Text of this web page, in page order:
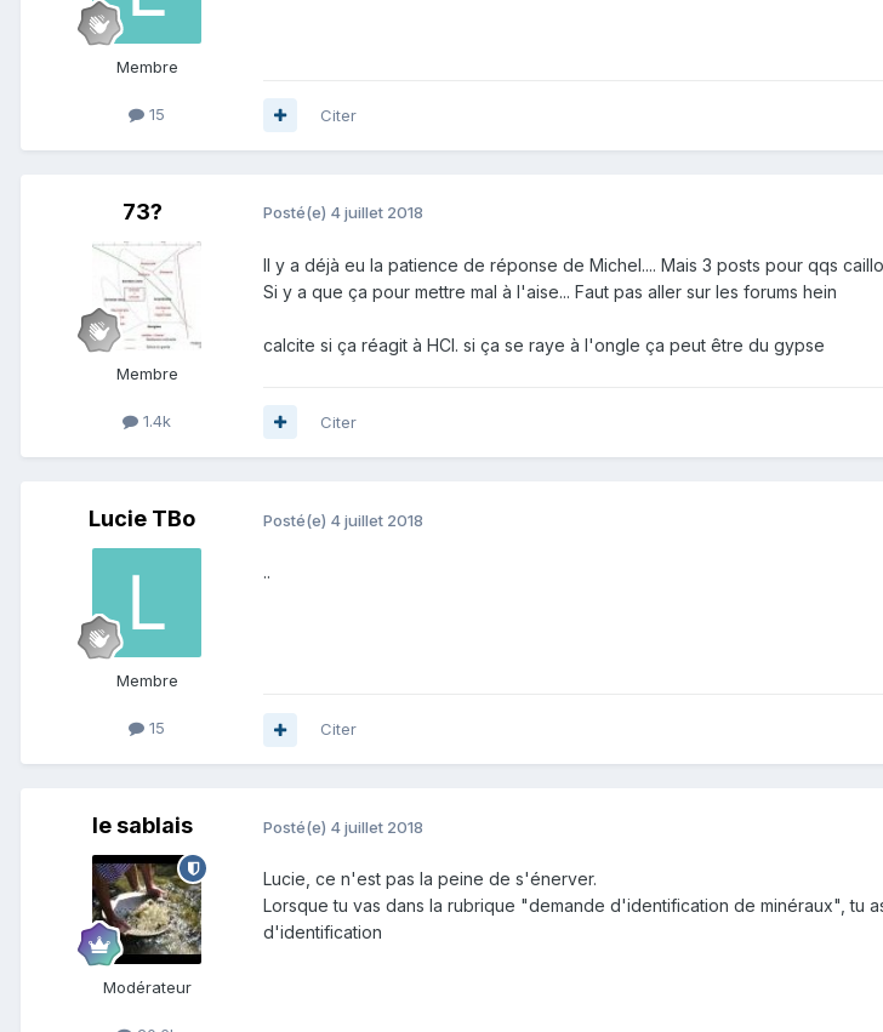
Membre
15 Citer
73?
Membre
1.4k
Posté(e) 4 juillet 2018
Il y a déjà eu la patience de réponse de Michel.... Mais 3 posts pour qqs
Si y a que ça pour mettre mal à l'aise... Faut pas aller sur les forums hein
calcite si ça réagit à HCl. si ça se raye à l'ongle ça peut être du gypse
Citer
Lucie TBo
Membre
15
Posté(e) 4 juillet 2018
..
Citer
le sablais
Modérateur
Posté(e) 4 juillet 2018
Lucie, ce n'est pas la peine de s'énerver.
Lorsque tu vas dans la rubrique "demande d'identification de minéraux", tu
d'identification